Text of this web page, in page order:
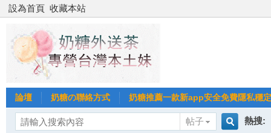
設為首頁 收藏本站
論壇 奶糖の聯絡方式 奶糖推薦一款新app安全免費隱私穩
帖子
熱搜: